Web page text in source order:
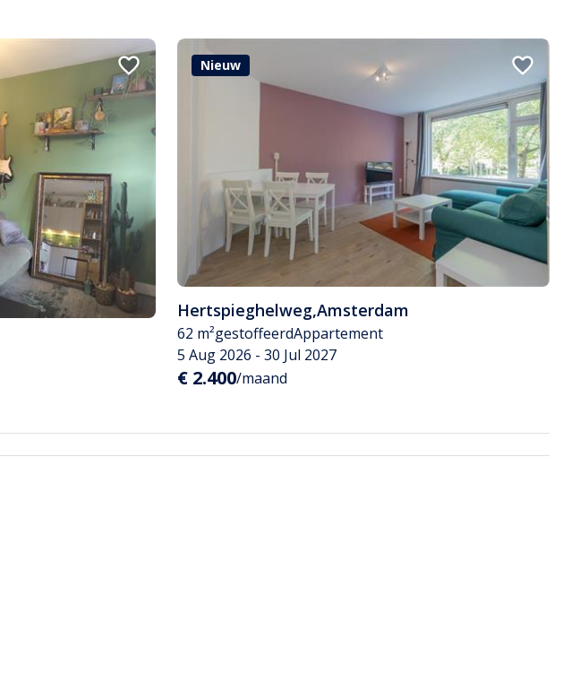
Nieuw
Hertspieghelweg,Amsterdam
62 m²gestoffeerdAppartement
5 Aug 2026 - 30 Jul 2027
€ 2.400/maand